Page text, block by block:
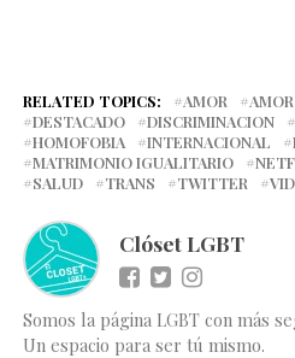
RELATED TOPICS: AMOR
DESTACADO
DISCRIMINACION
HOMOFOBIA
INTERNACIONAL
MATRIMONIO IGUALITARIO
SALUD
TRANS TWITTER
Clóset LGBT
Somos la página LGBT con más
Un espacio para ser tú mismo.